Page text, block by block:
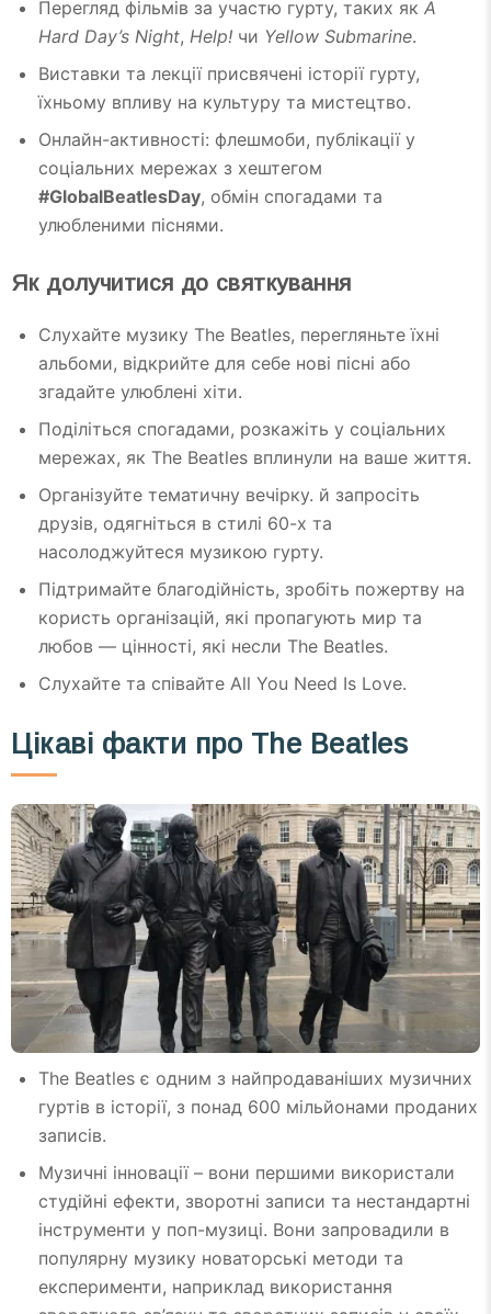
Перегляд фільмів за участю гурту, таких як A
Hard Day’s Night, Help! чи Yellow Submarine.
Виставки та лекції присвячені історії гурту,
їхньому впливу на культуру та мистецтво.
Онлайн-активності: флешмоби, публікації у
соціальних мережах з хештегом
#GlobalBeatlesDay, обмін спогадами та
улюбленими піснями.
Як долучитися до святкування
Слухайте музику The Beatles, перегляньте їхні
альбоми, відкрийте для себе нові пісні або
згадайте улюблені хіти.
Поділіться спогадами, розкажіть у соціальних
мережах, як The Beatles вплинули на ваше життя.
Організуйте тематичну вечірку. й запросіть
друзів, одягніться в стилі 60-х та
насолоджуйтеся музикою гурту.
Підтримайте благодійність, зробіть пожертву на
користь організацій, які пропагують мир та
любов — цінності, які несли The Beatles.
Слухайте та співайте All You Need Is Love.
Цікаві факти про The Beatles
The Beatles є одним з найпродаваніших музичних
гуртів в історії, з понад 600 мільйонами проданих
записів.
Музичні інновації – вони першими використали
студійні ефекти, зворотні записи та нестандартні
інструменти у поп-музиці. Вони запровадили в
популярну музику новаторські методи та
експерименти, наприклад використання